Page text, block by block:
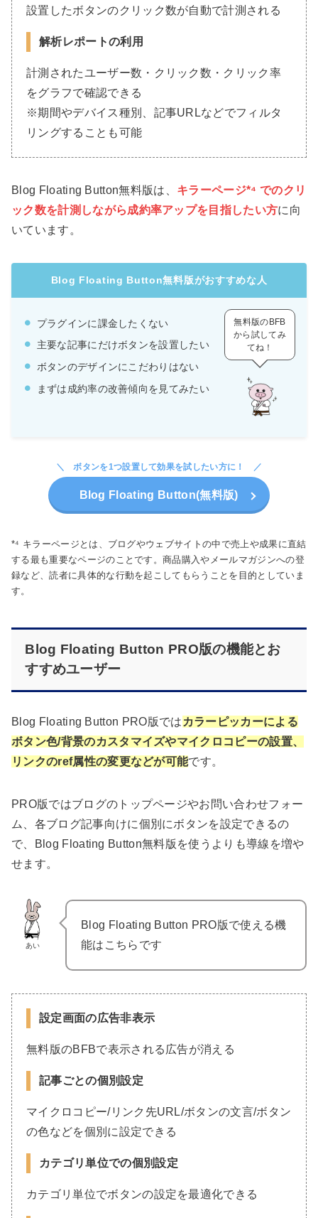
設置したボタンのクリック数が自動で計測される
解析レポートの利用
計測されたユーザー数・クリック数・クリック率
をグラフで確認できる
※期間やデバイス種別、記事URLなどでフィルタ
リングすることも可能
Blog Floating Button無料版は、 キラーページ*⁴ でのクリ
ック数を計測しながら成約率アップを目指したい方に向
いています。
Blog Floating Button無料版がおすすめな人
プラグインに課金したくない
主要な記事にだけボタンを設置したい
ボタンのデザインにこだわりはない
まずは成約率の改善傾向を見てみたい
無料版のBFB
から試してみ
てね！
ボタンを1つ設置して効果を試したい方に！
Blog Floating Button(無料版)
*⁴ キラーページとは、ブログやウェブサイトの中で売上や成果に直結
する最も重要なページのことです。商品購入やメールマガジンへの登
録など、読者に具体的な行動を起こしてもらうことを目的としていま
す。
Blog Floating Button PRO版の機能とお
すすめユーザー
Blog Floating Button PRO版では カラーピッカーによる
ボタン色/背景のカスタマイズやマイクロコピーの設置、
リンクのref属性の変更などが可能です。
PRO版ではブログのトップページやお問い合わせフォー
ム、各ブログ記事向けに個別にボタンを設定できるの
で、Blog Floating Button無料版を使うよりも導線を増や
せます。
あい
Blog Floating Button PRO版で使える機
能はこちらです
設定画面の広告非表示
無料版のBFBで表示される広告が消える
記事ごとの個別設定
マイクロコピー/リンク先URL/ボタンの文言/ボタン
の色などを個別に設定できる
カテゴリ単位での個別設定
カテゴリ単位でボタンの設定を最適化できる